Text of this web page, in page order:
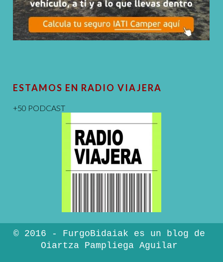
ESTAMOS EN RADIO VIAJERA
+50 PODCAST
© 2016 - FurgoBidaiak es un blog de
Oiartza Pampliega Aguilar